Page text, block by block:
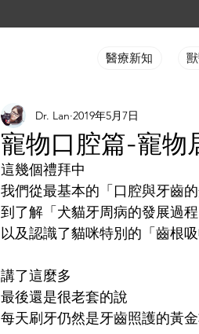
醫療新知
寵物口腔篇-寵物
Dr. Lan 2019年5月7日
這幾個禮拜中
我們從最基本的「口腔與牙齒的
到了解「犬貓牙周病的發展過程
以及認識了貓咪特別的「齒根吸
講了這麼多
最後還是很老套的說
每天刷牙仍然是牙齒照護的黃金